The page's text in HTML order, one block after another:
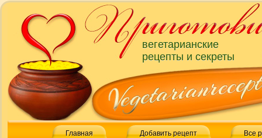
вегетарианские
рецепты и секреты
Главная Добавить рецепт Все